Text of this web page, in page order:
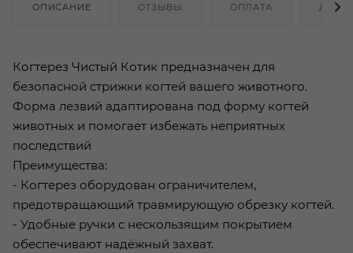
ОПИСАНИЕ ОТЗЫВЫ ОПЛАТА
Когтерез Чистый Котик предназначен для
безопасной стрижки когтей вашего животного.
Форма лезвий адаптирована под форму когтей
животных и помогает избежать неприятных
последствий
Преимущества:
- Когтерез оборудован ограничителем,
предотвращающий травмирующую обрезку когтей.
- Удобные ручки с нескользящим покрытием
обеспечивают надёжный захват.